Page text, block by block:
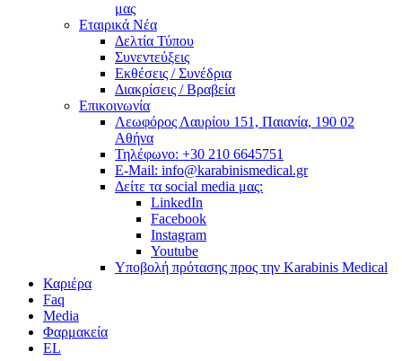
μας
Εταιρικά Νέα
Δελτία Τύπου
Συνεντεύξεις
Εκθέσεις / Συνέδρια
Διακρίσεις / Βραβεία
Επικοινωνία
Λεωφόρος Λαυρίου 151, Παιανία, 190 02
Αθήνα
Τηλέφωνο: +30 210 6645751
E-Mail: info@karabinismedical.gr
Δείτε τα social media μας:
LinkedIn
Facebook
Instagram
Youtube
Υποβολή πρότασης προς την Karabinis Medical
Καριέρα
Faq
Media
Φαρμακεία
EL